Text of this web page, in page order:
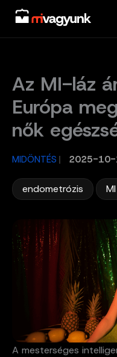
Skip
content
Az MI-láz
Európa
nők
MIDÖNTÉS / 2025-
endometrózis
A mesterséges